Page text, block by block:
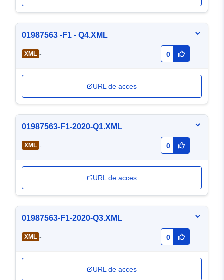
01987563 -F1 - Q4.XML
XML - 0
URL de acces
01987563-F1-2020-Q1.XML
XML - 0
URL de acces
01987563-F1-2020-Q3.XML
XML - 0
URL de acces